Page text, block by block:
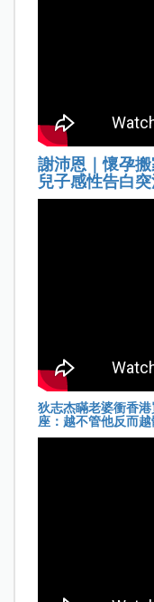
謝沛恩｜懷孕
兒子感性告白
狄志杰瞞老婆衝香
座：越不管他反而越